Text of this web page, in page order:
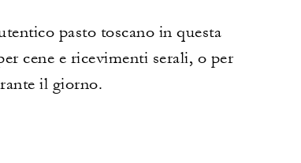
pasto toscano in questa
cene e ricevimenti serali, o per
il giorno.